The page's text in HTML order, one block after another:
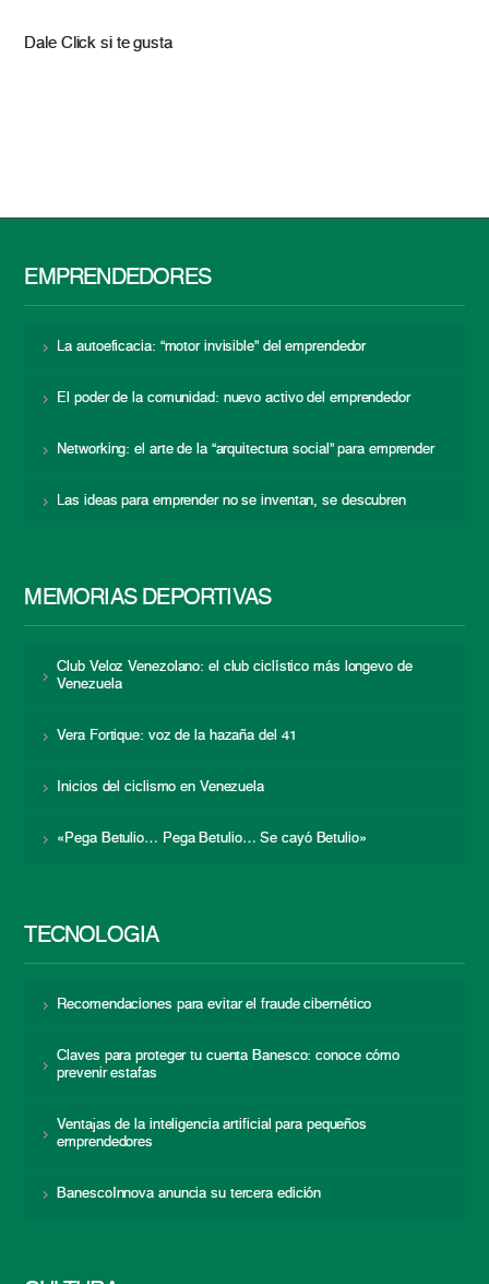
Dale Click si te gusta
EMPRENDEDORES
La autoeficacia: “motor invisible” del emprendedor
El poder de la comunidad: nuevo activo del emprendedor
Networking: el arte de la “arquitectura social” para emprender
Las ideas para emprender no se inventan, se descubren
MEMORIAS DEPORTIVAS
Club Veloz Venezolano: el club ciclístico más longevo de
Venezuela
Vera Fortique: voz de la hazaña del 41
Inicios del ciclismo en Venezuela
«Pega Betulio… Pega Betulio… Se cayó Betulio»
TECNOLOGÍA
Recomendaciones para evitar el fraude cibernético
Claves para proteger tu cuenta Banesco: conoce cómo
prevenir estafas
Ventajas de la inteligencia artificial para pequeños
emprendedores
BanescoInnova anuncia su tercera edición